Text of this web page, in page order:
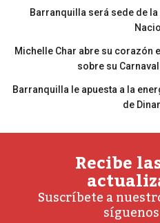
Barranquilla será sede de
Michelle Char abre su corazón
sobre su
Barranquilla le apuesta a la
de
Recibe
Suscríbete a